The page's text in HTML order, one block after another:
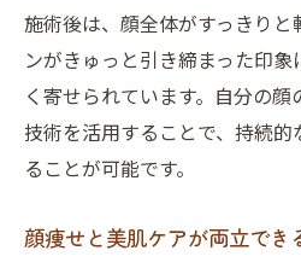
施術後は、顔全体がすっきりと
ンがきゅっと引き締まった印
く寄せられています。自分の
技術を活用することで、持続
ることが可能です。
顔痩せと美肌ケアが両立でき